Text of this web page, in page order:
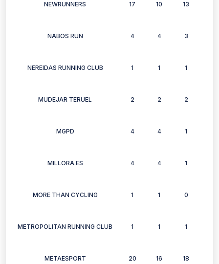
NEWRUNNERS 17 10 13
NABOS RUN 4 4 3
NEREIDAS RUNNING CLUB 1 1 1
MUDEJAR TERUEL 2 2 2
MGPD 4 4 1
MILLORA.ES 4 4 1
MORE THAN CYCLING 1 1 0
METROPOLITAN RUNNING CLUB 1 1 1
METAESPORT 20 16 18